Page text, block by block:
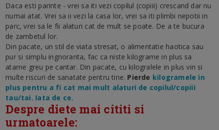
Daca esti parinte - vrei sa iti vezi copilul (copiii) crescand dar nu
numai atat. Vrei sa ii vezi la casa lor, vrei sa iti plimbi nepotii in
parc, vrei sa le fii alaturi cat de mult se poate. De a te bucura
de zambetul lor.
Din pacate, un stil de viata stresat, o alimentatie haotica sau
pur si simplu ingnoranta, fac ca niste kilograme in plus sa
atarne greu pe cantar. Din pacate, cu kilogralele in plus vin si
multe riscuri de sanatate pentru tine. Pierde kilogramele in
plus pentru a fi cat mai mult alaturi de copilul/copiii
tau/tai. Iata de ce.
Despre diete mai cititi si
urmatoarele: